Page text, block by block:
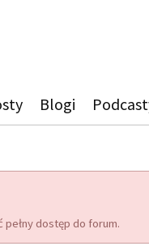
Blogi
pełny dostęp do forum.